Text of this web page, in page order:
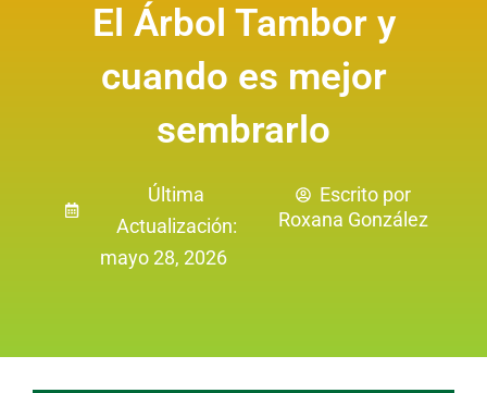
El Árbol Tambor y
cuando es mejor
sembrarlo
Última
Actualización:
mayo 28, 2026
Escrito por
Roxana González